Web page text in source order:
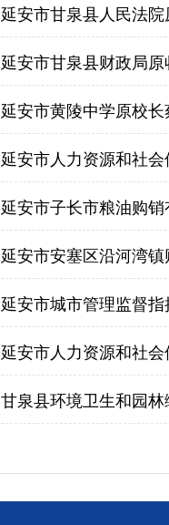
延安市甘泉县人民法
延安市甘泉县财政局
延安市黄陵中学原校
延安市人力资源和社
延安市子长市粮油购
延安市安塞区沿河湾
延安市城市管理监督
延安市人力资源和社
甘泉县环境卫生和园